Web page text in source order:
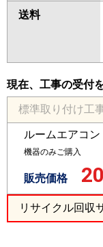
送料
現在、工事の受付
ルームエアコン
機器のみご購入
販売価格